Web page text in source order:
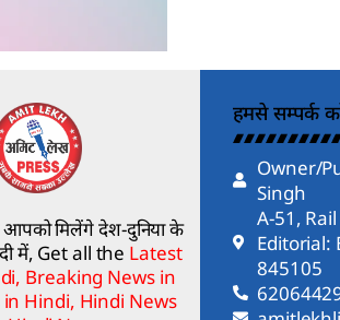
आपको मिलेंगे देश-दुनिया के
में, Get all the Latest
Breaking News in
Hindi, Hindi News
हमसे सम्पर्क
Owner/
Singh
A-51,
Editorial:
845105